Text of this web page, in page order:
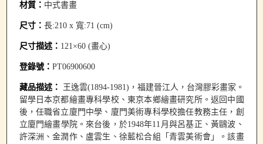
材質： 中式書畫
尺寸： 長:210 x 寬:71 (cm)
尺寸描述： 121×60 (畫心)
登錄號： PT06900600
藏品描述：
王逸雲(1894-1981)，福建晉江人，台灣膠彩畫家。
留學日本京都繪畫專科學校、東京本鄉繪畫研究所。返回中國
後，任職省立廈門中學、廈門美術專科學校擔任教務主任，創
立廈門繪畫學院。來台後，於1948年11月與呂基正、黃鷗波、
許深洲、金潤作、盧雲生、徐藍松合組「青雲美術會」。該畫